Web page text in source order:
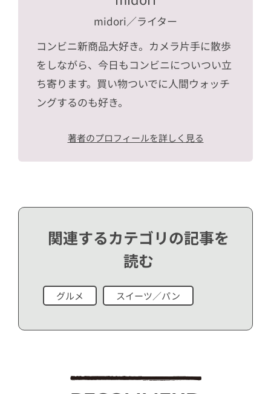
midori／ライター
コンビニ新商品大好き。カメラ片手に散歩
をしながら、今日もコンビニについつい立
ち寄ります。買い物ついでに人間ウォッチ
ングするのも好き。
著者のプロフィールを詳しく見る
関連するカテゴリの記事を
読む
グルメ スイーツ／パン